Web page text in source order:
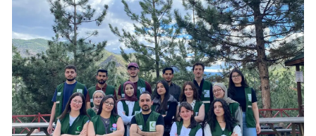
Kırıkkale
Batman
Şırnak
Bartın